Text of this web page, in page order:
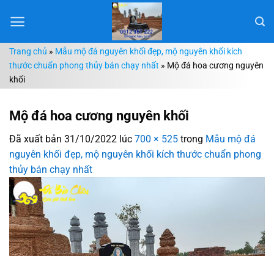
đến
dungTrang chủ » Mẫu mộ đá nguyên khối đẹp, mộ nguyên khối kích
thước chuẩn phong thủy bán chạy nhất » Mộ đá hoa cương nguyên
khối
Mộ đá hoa cương nguyên khối
Đã xuất bản 31/10/2022 lúc 700 × 525 trong Mẫu mộ đá
nguyên khối đẹp, mộ nguyên khối kích thước chuẩn phong
thủy bán chạy nhất